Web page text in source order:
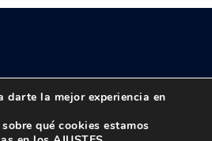
UPTA | Todos los derechos reservados
darte la mejor experiencia en
qué cookies estamos